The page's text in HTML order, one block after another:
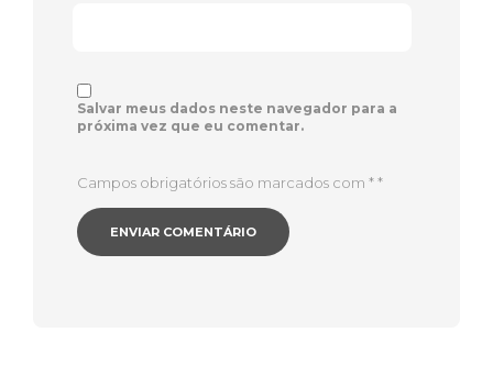
Salvar meus dados neste navegador para a
próxima vez que eu comentar.
Campos obrigatórios são marcados com **